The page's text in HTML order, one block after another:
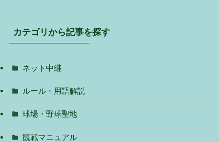
カテゴリから記事を探す
ネット中継
ルール・用語解説
球場・野球聖地
観戦マニュアル